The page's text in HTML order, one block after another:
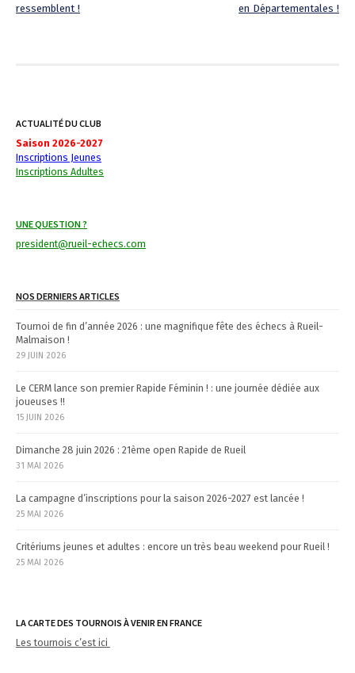
P
n
a
i
g
t
i
o
n
ressemblent !
en Départementales !
ACTUALITÉ DU CLUB
Saison 2026-2027
Inscriptions Jeunes
Inscriptions Adultes
UNE QUESTION ?
president@rueil-echecs.com
NOS DERNIERS ARTICLES
Tournoi de fin d’année 2026 : une magnifique fête des échecs à Rueil-
Malmaison !
29 JUIN 2026
Le CERM lance son premier Rapide Féminin ! : une journée dédiée aux
joueuses !!
15 JUIN 2026
Dimanche 28 juin 2026 : 21ème open Rapide de Rueil
31 MAI 2026
La campagne d’inscriptions pour la saison 2026-2027 est lancée !
25 MAI 2026
Critériums jeunes et adultes : encore un très beau weekend pour Rueil !
25 MAI 2026
LA CARTE DES TOURNOIS À VENIR EN FRANCE
Les tournois c’est ici